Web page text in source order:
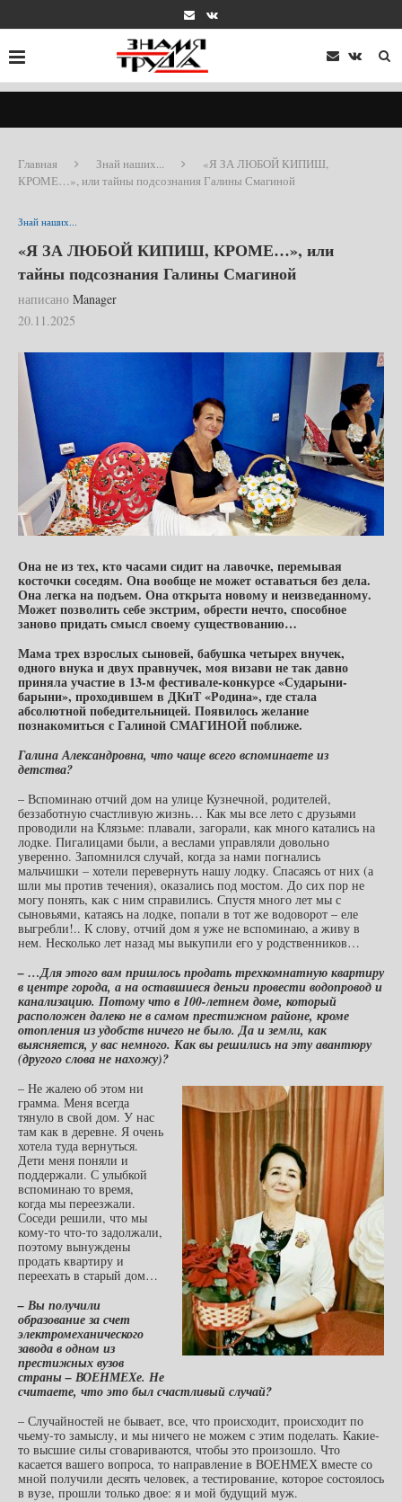
Главная Знай наших...
«Я ЗА ЛЮБОЙ КИПИШ,
КРОМЕ…», или тайны подсознания Галины Смагиной
Знай наших...
«Я ЗА ЛЮБОЙ КИПИШ, КРОМЕ…», или
тайны подсознания Галины Смагиной
написано Manager
20.11.2025
Она не из тех, кто часами сидит на лавочке, перемывая
косточки соседям. Она вообще не может оставаться без дела.
Она легка на подъем. Она открыта новому и неизведанному.
Может позволить себе экстрим, обрести нечто, способное
заново придать смысл своему существованию…
Маматрех взрослых сыновей, бабушка четырех внучек,
одного внука и двух правнучек, моя визави не так давно
приняла участие в 13-м фестивале-конкурсе «Сударыни-
барыни», проходившем в ДКиТ «Родина», где стала
абсолютной победительницей. Появилось желание
познакомиться с Галиной СМАГИНОЙ поближе.
Галина Александровна, что чаще всего вспоминаете из
детства?
– Вспоминаю отчий дом на улице Кузнечной, родителей,
беззаботную счастливую жизнь… Как мы все лето с друзьями
проводили на Клязьме: плавали, загорали, как много катались на
лодке. Пигалицами были, а веслами управляли довольно
уверенно. Запомнился случай, когда за нами погнались
мальчишки – хотели перевернуть нашу лодку. Спасаясь от них (а
шли мы против течения), оказались под мостом. До сих пор не
могу понять, как с ним справились. Спустя много лет мы с
сыновьями, катаясь на лодке, попали в тот же водоворот – еле
выгребли!.. К слову, отчий дом я уже не вспоминаю, а живу в
нем. Несколько лет назад мы выкупили его у родственников…
– …Для этого вам пришлось продать трехкомнатную квартиру
в центре города, а на оставшиеся деньги провести водопровод и
канализацию. Потому что в 100-летнем доме, который
расположен далеко не в самом престижном районе, кроме
отопления из удобств ничего не было. Да и земли, как
выясняется, у вас немного. Как вы решились на эту авантюру
(другого слова не нахожу)?
– Не жалею об этом ни
грамма. Меня всегда
тянуло в свой дом. У нас
там как в деревне. Я очень
хотела туда вернуться.
Дети меня поняли и
поддержали. С улыбкой
вспоминаю то время,
когда мы переезжали.
Соседи решили, что мы
кому-то что-то задолжали,
поэтому вынуждены
продать квартиру и
переехать в старый дом…
– Вы получили
образование за счет
электромеханического
завода в одном из
престижных вузов
страны – ВОЕНМЕХе. Не
считаете, что это был счастливый случай?
– Случайностей не бывает, все, что происходит, происходит по
чьему-то замыслу, и мы ничего не можем с этим поделать. Какие-
то высшие силы сговариваются, чтобы это произошло. Что
касается вашего вопроса, то направление в ВОЕНМЕХ вместе со
мной получили десять человек, а тестирование, которое состоялось
в вузе, прошли только двое: я и мой будущий муж.